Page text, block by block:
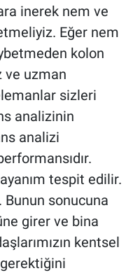
inerek nem ve
Eğer nem
kolon
ve uzman
sizleri
analizinin
analizi
tespit edilir.
Bunun sonucuna
girer ve bina
kentsel